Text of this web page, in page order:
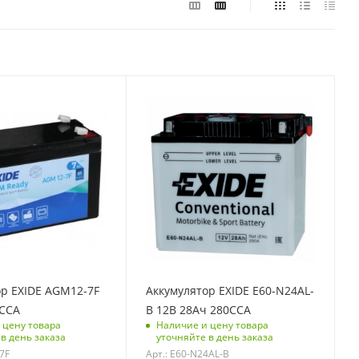
Ач
кг
EXIDE AGM12-7F
товара
день заказа
WET
Напряжение, V
12
Емкость батарей, Ач
28
Вес без упаковки, кг
8.7
Ток холодной
прокрутки, А
280
Аккумулятор EXIDE E60-N24AL-
B 12В 28Ач 280CCA
Наличие и цену товара
уточняйте в день заказа
Арт.: E60-N24AL-B